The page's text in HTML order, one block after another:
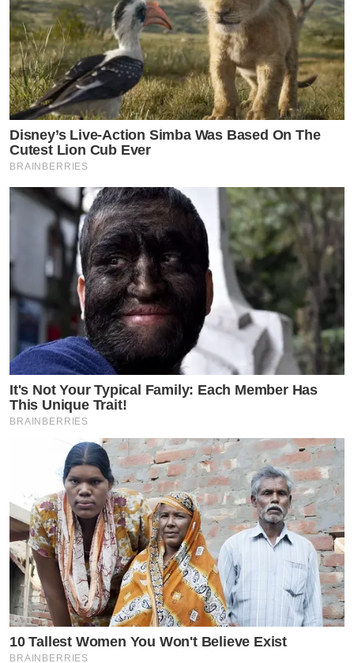
Disney’s Live-Action Simba Was Based On The
Cutest Lion Cub Ever
BRAINBERRIES
It's Not Your Typical Family: Each Member Has
This Unique Trait!
BRAINBERRIES
10 Tallest Women You Won't Believe Exist
BRAINBERRIES